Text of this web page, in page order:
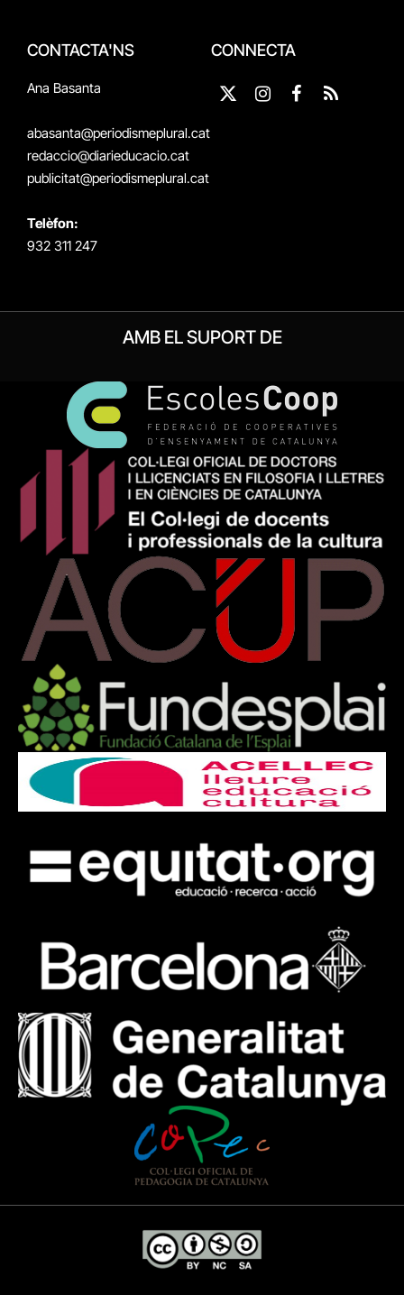
CONTACTA'NS
Ana Basanta
abasanta@periodismeplural.cat
redaccio@diarieducacio.cat
publicitat@periodismeplural.cat
Telèfon:
932 311 247
CONNECTA
X
InstagramFacebook
RSS
AMB EL SUPORT DE